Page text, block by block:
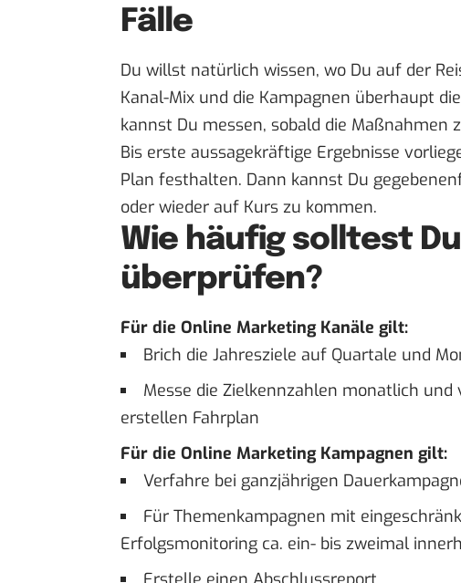
Fälle
Du willst natürlich wissen, wo Du auf der
Kanal-Mix und die Kampagnen überhaupt
kannst Du messen, sobald die Maßnahmen
Bis erste aussagekräftige Ergebnisse
Plan festhalten. Dann kannst Du
oder wieder auf Kurs zu kommen.
Wie häufig solltest
überprüfen?
Für die Online Marketing Kanäle gilt:
Brich die Jahresziele auf Quartale und
Messe die Zielkennzahlen monatlich
erstellen Fahrplan
Für die Online Marketing Kampagnen gilt:
Verfahre bei ganzjährigen
Für Themenkampagnen mit
Erfolgsmonitoring ca. ein- bis zweimal